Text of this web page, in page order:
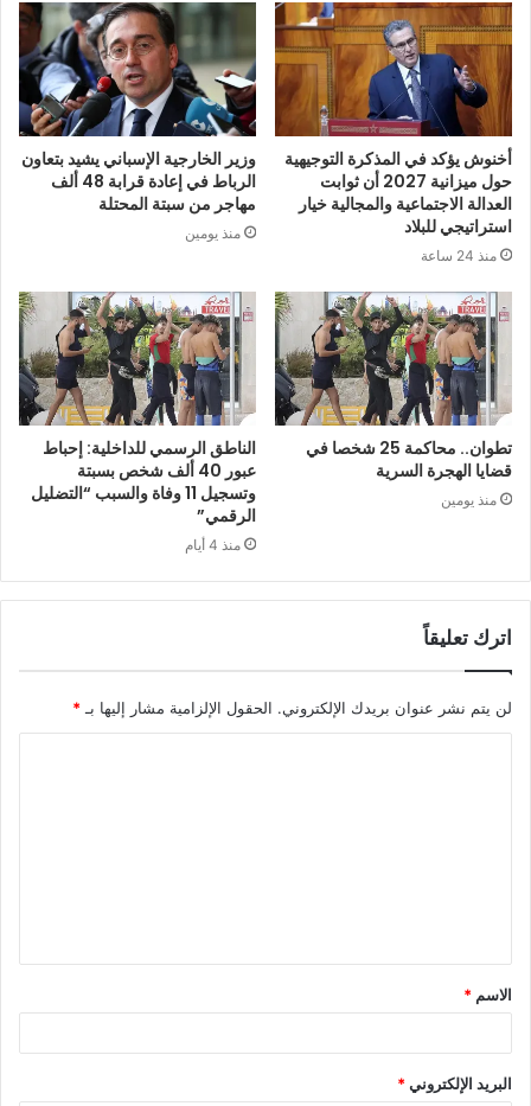
أخنوش يؤكد في المذكرة التوجيهية
حول ميزانية 2027 أن ثوابت
العدالة الاجتماعية والمجالية خيار
استراتيجي للبلاد
منذ 24 ساعة
وزير الخارجية الإسباني يشيد بتعاون
الرباط في إعادة قرابة 48 ألف
مهاجر من سبتة المحتلة
منذ يومين
تطوان.. محاكمة 25 شخصا في
قضايا الهجرة السرية
منذ يومين
الناطق الرسمي للداخلية: إحباط
عبور 40 ألف شخص بسبتة
وتسجيل 11 وفاة والسبب “التضليل
الرقمي”
منذ 4 أيام
اترك تعليقاً
لن يتم نشر عنوان بريدك الإلكتروني. الحقول الإلزامية مشار إليها بـ *
ق
*
الاسم *
البريد الإلكتروني*